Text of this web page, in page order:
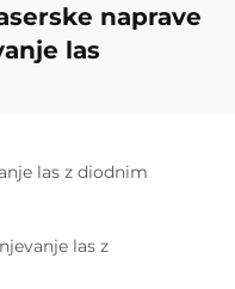
naprave
las
las z diodnim
las z